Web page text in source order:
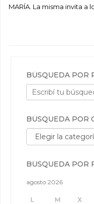
MARÍA. La misma invita a
BÚSQUEDA POR
BÚSQUEDA POR
Búsqueda por
BÚSQUEDA POR
agosto 2026
L M X